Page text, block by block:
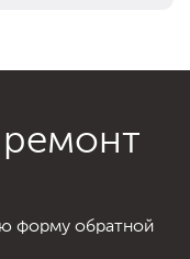
ремонт
форму обратной